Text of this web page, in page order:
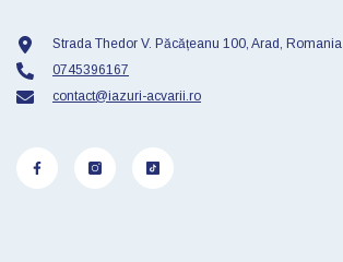
Strada Thedor V. Păcățeanu 100, Arad, Romania
0745396167
contact@iazuri-acvarii.ro